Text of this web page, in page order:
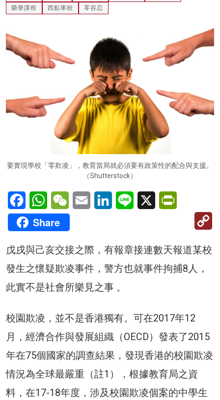
關於我們
榮譽課程
西點軍校 零容忍
要實現學校「零欺凌」，教育當局就必須要有政策性的配合與支援。
（Shutterstock）
FacebookWhatsAppWeChatEmail LinkedInLine X
Share
戊戌與己亥交接之際，有報章接連數天報道某校
發生之懷疑欺凌事件，警方也就事件拘捕8人，
此實不是社會所樂見之事 。
校園欺凌，並不是香港獨有。可在2017年12
月，經濟合作與發展組織（OECD）發表了2015
年在75個國家的調查結果，發現香港的校園欺凌
情況為全球最嚴重（註1），根據教育局之資
料，在17-18年度，涉及校園欺凌個案的中學生